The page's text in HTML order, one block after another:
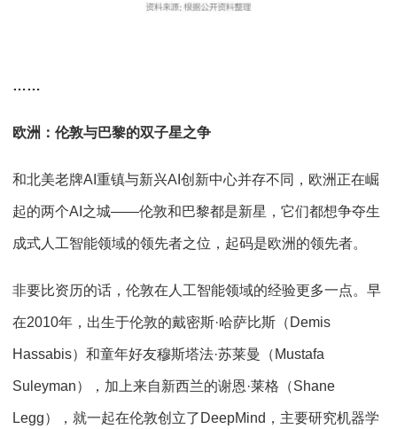
……
欧洲：伦敦与巴黎的双子星之争
和北美老牌AI重镇与新兴AI创新中心并存不同，欧洲正在崛
起的两个AI之城——伦敦和巴黎都是新星，它们都想争夺生
成式人工智能领域的领先者之位，起码是欧洲的领先者。
非要比资历的话，伦敦在人工智能领域的经验更多一点。早
在2010年，出生于伦敦的戴密斯·哈萨比斯（Demis
Hassabis）和童年好友穆斯塔法·苏莱曼（Mustafa
Suleyman），加上来自新西兰的谢恩·莱格（Shane
Legg），就一起在伦敦创立了DeepMind，主要研究机器学